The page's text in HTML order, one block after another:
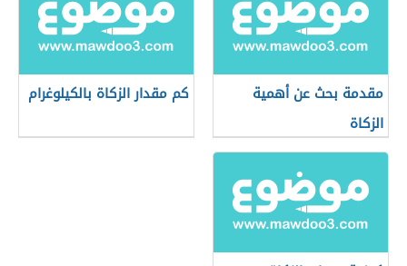
مقدمة بحث عن أهمية
الزكاة
كم مقدار الزكاة بالكيلوغرام